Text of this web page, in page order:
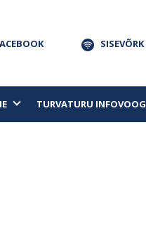
SISEVÕRK
TURVATURU INFOVOOG